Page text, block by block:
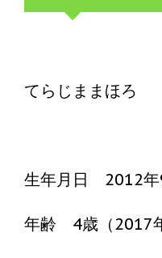
てらじままほろ
生年月日 2012年
年齢 4歳（2017